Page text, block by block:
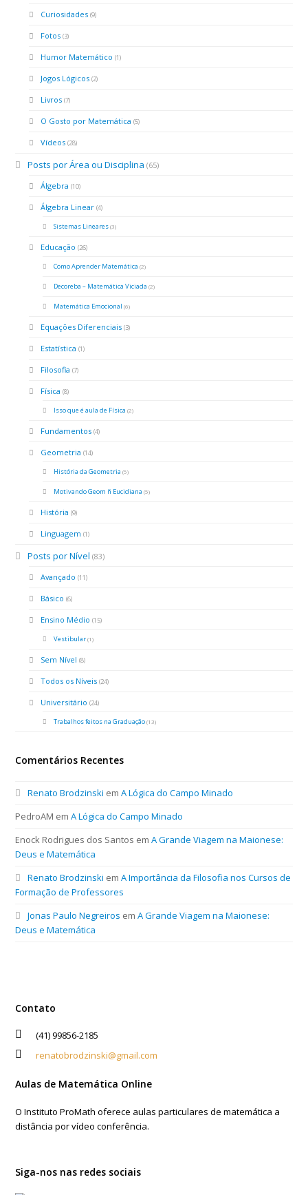
Curiosidades (9)
Fotos (3)
Humor Matemático (1)
Jogos Lógicos (2)
Livros (7)
O Gosto por Matemática (5)
Vídeos (28)
Posts por Área ou Disciplina (65)
Álgebra (10)
Álgebra Linear (4)
Sistemas Lineares (3)
Educação (26)
Como Aprender Matemática (2)
Decoreba – Matemática Viciada (2)
Matemática Emocional (6)
Equações Diferenciais (3)
Estatística (1)
Filosofia (7)
Física (8)
Isso que é aula de Física (2)
Fundamentos (4)
Geometria (14)
História da Geometria (5)
Motivando Geom ñ Eucidiana (5)
História (9)
Linguagem (1)
Posts por Nível (83)
Avançado (11)
Básico (6)
Ensino Médio (15)
Vestibular (1)
Sem Nível (8)
Todos os Níveis (24)
Universitário (24)
Trabalhos feitos na Graduação (13)
Comentários Recentes
Renato Brodzinski emA Lógica do Campo Minado
PedroAM emA Lógica do Campo Minado
Enock Rodrigues dos Santos emA Grande Viagem na Maionese:
Deus e Matemática
Renato Brodzinski emA Importância da Filosofia nos Cursos de
Formação de Professores
Jonas Paulo Negreiros emA Grande Viagem na Maionese:
Deus e Matemática
Contato
(41) 99856-2185
renatobrodzinski@gmail.com
Aulas de Matemática Online
O Instituto ProMath oferece aulas particulares de matemática a
distância por vídeo conferência.
Siga-nos nas redes sociais